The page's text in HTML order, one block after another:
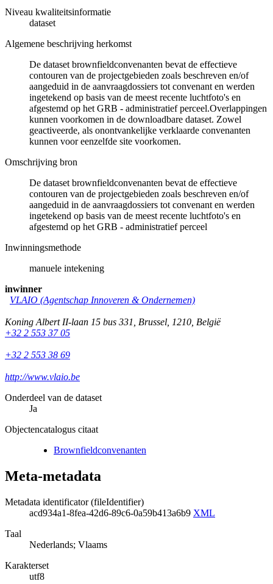
Niveau kwaliteitsinformatie
dataset
Algemene beschrijving herkomst
De dataset brownfieldconvenanten bevat de effectieve
contouren van de projectgebieden zoals beschreven en/of
aangeduid in de aanvraagdossiers tot convenant en werden
ingetekend op basis van de meest recente luchtfoto's en
afgestemd op het GRB - administratief perceel.Overlappingen
kunnen voorkomen in de downloadbare dataset. Zowel
geactiveerde, als onontvankelijke verklaarde convenanten
kunnen voor eenzelfde site voorkomen.
Omschrijving bron
De dataset brownfieldconvenanten bevat de effectieve
contouren van de projectgebieden zoals beschreven en/of
aangeduid in de aanvraagdossiers tot convenant en werden
ingetekend op basis van de meest recente luchtfoto's en
afgestemd op het GRB - administratief perceel
Inwinningsmethode
manuele intekening
inwinner
VLAIO (Agentschap Innoveren & Ondernemen)
Koning Albert II-laan 15 bus 331 Brussel 1210 België
+32 2 553 37 05
+32 2 553 38 69
http://www.vlaio.be
Onderdeel van de dataset
Ja
Objectencatalogus citaat
Brownfieldconvenanten
Meta-metadata
Metadata identificator (fileIdentifier)
acd934a1-8fea-42d6-89c6-0a59b413a6b9 XML
Taal
Nederlands; Vlaams
Karakterset
utf8